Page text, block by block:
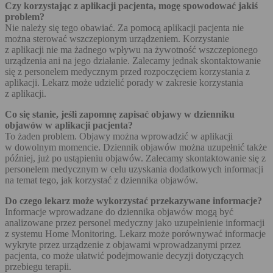
Czy korzystając z aplikacji pacjenta, mogę spowodować jakiś
problem?
Nie należy się tego obawiać. Za pomocą aplikacji pacjenta nie
można sterować wszczepionym urządzeniem. Korzystanie
z aplikacji nie ma żadnego wpływu na żywotność wszczepionego
urządzenia ani na jego działanie. Zalecamy jednak skontaktowanie
się z personelem medycznym przed rozpoczęciem korzystania z
aplikacji. Lekarz może udzielić porady w zakresie korzystania
z aplikacji.
Co się stanie, jeśli zapomnę zapisać objawy w dzienniku
objawów w aplikacji pacjenta?
To żaden problem. Objawy można wprowadzić w aplikacji
w dowolnym momencie. Dziennik objawów można uzupełnić także
później, już po ustąpieniu objawów. Zalecamy skontaktowanie się z
personelem medycznym w celu uzyskania dodatkowych informacji
na temat tego, jak korzystać z dziennika objawów.
Do czego lekarz może wykorzystać przekazywane informacje?
Informacje wprowadzane do dziennika objawów mogą być
analizowane przez personel medyczny jako uzupełnienie informacji
z systemu Home Monitoring. Lekarz może porównywać informacje
wykryte przez urządzenie z objawami wprowadzanymi przez
pacjenta, co może ułatwić podejmowanie decyzji dotyczących
przebiegu terapii.